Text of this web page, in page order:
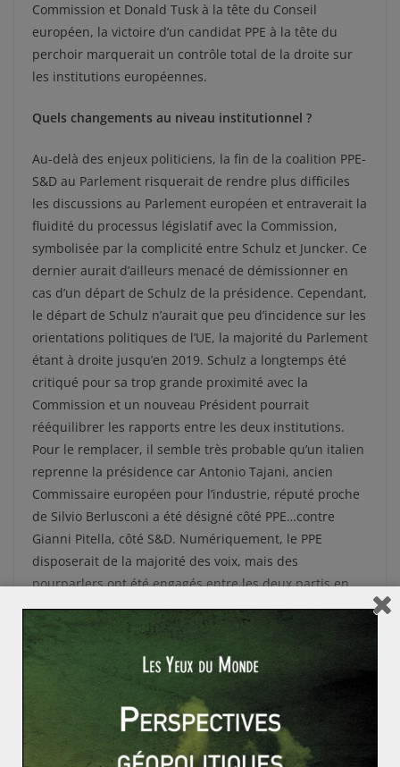
Commission et Donald Tusk à la tête du Conseil
européen, la victoire d’un candidat PPE à la tête du
perchoir marquerait un contrôle total de la droite sur
les institutions européennes.
Quels changements au niveau institutionnel ?
Au-delà des enjeux politiciens, la fin de la coalition PPE-
S&D au Parlement risquerait de rendre plus difficiles
les discussions au Parlement européen et entraverait la
fluidité du processus législatif avec la Commission,
symbolisée par la complicité entre Schulz et Juncker. Ce
dernier aurait d’ailleurs menacé de démissionner en
cas d’un départ de Schulz de la présidence. Cependant,
le départ de Schulz n’aurait que peu d’incidence sur les
orientations politiques de l’UE, la majorité du Parlement
étant à droite jusqu’en 2019. Schulz a longtemps été
critiqué pour sa trop grande proximité avec la
Commission et un nouveau Président pourrait
rééquilibrer les rapports entre les deux institutions.
Pour le remplacer, il semble très probable qu’un italien
reprenne la présidence car Antonio Tajani, ancien
Commissaire européen pour l’industrie, réputé proche
de Silvio Berlusconi a été désigné côté PPE…contre
Gianni Pitella, côté S&D. Numériquement, le PPE
disposerait de la majorité des voix, mais des
pourparlers ont été engagés entre les deux partis en
vue de créer une coalition pour les élections du 17
janvier 2017.
Un renforcement du poids de l’Allemagne en Europe ?
Totalisant 15% des députés européens avec 96
eurodéputés, l’Allemagne est le pays le plus représenté
au sein du Parlement européen, loin devant la France